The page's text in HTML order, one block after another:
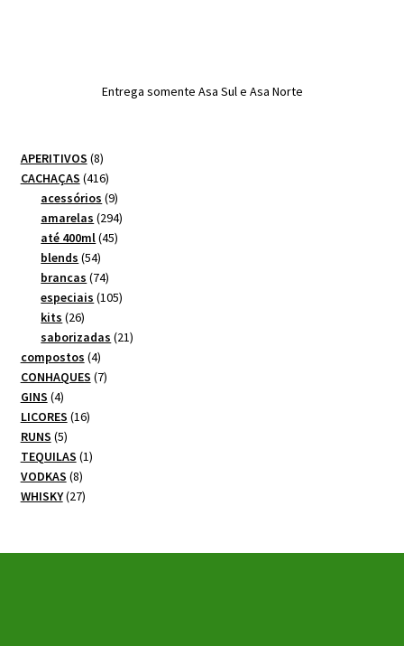
Entrega somente Asa Sul e Asa Norte
APERITIVOS 88
produtos
CACHAÇAS 416416
produtos
acessórios 99
produtos
amarelas 294294
até 400ml 4545
blends 5454
produtos
brancas 7474
produtos
especiais 105105
kits 2626
produtos
saborizadas 2121
compostos 44
produtos
CONHAQUES 77
GINS 44
produtos
LICORES 1616
RUNS 55
produtos
TEQUILAS 11
VODKAS 88
produtos
WHISKY 2727